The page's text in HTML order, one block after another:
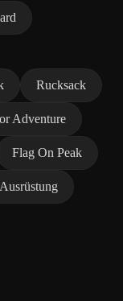
Rucksack
Adventure
Flag On Peak